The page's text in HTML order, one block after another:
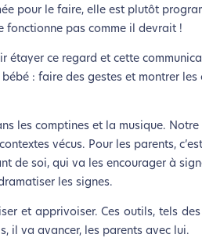
pour le faire, elle est plutôt
fonctionne pas comme il devrait !
ce regard et cette
: faire des gestes et montrer
les comptines et la musique.
vécus. Pour les parents,
de soi, qui va les encourager à
les signes.
et apprivoiser. Ces outils, tels
il va avancer, les parents avec lui.